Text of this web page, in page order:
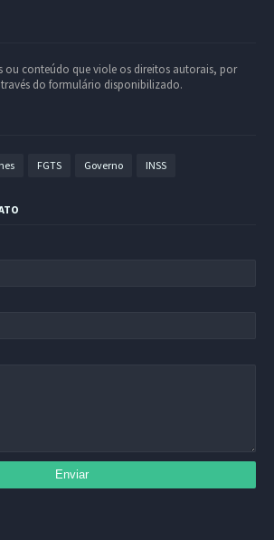
ou conteúdo que viole os direitos autorais, por
do formulário disponibilizado.
FGTS Governo INSS